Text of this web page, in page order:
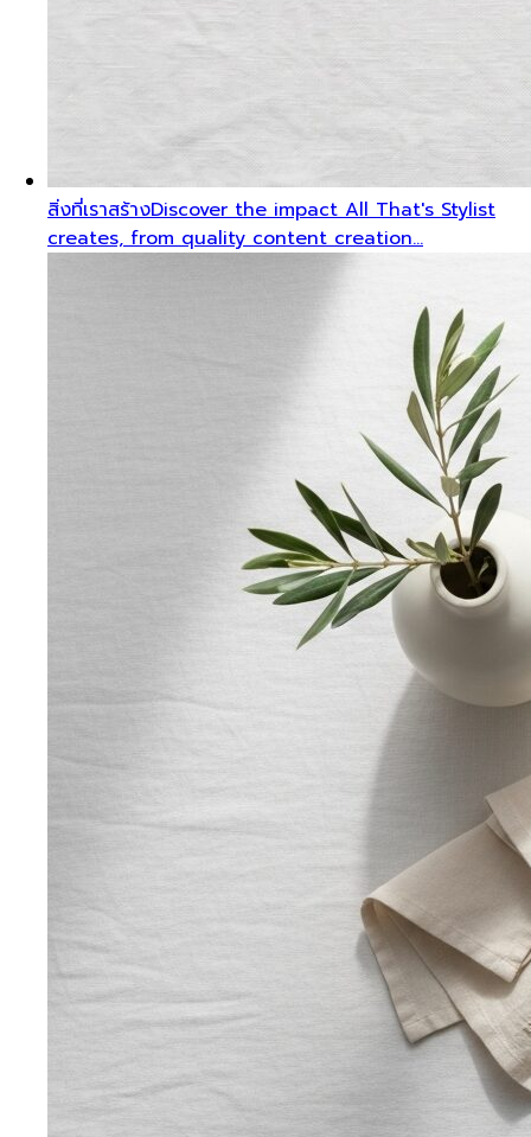
สิ่งที่เราสร้างDiscover the impact All That's Stylist
creates, from quality content creation…